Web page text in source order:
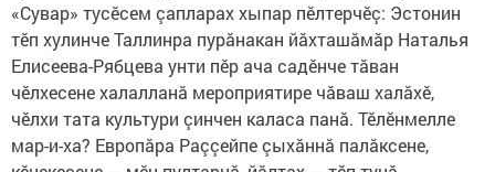
«Сувар» тусӗсем çапларах хыпар пӗлтерчӗç: Эстонин
тӗп хулинче Таллинра пурăнакан йăхташăмăр Наталья
Елисеева-Рябцева унти пӗр ача садӗнче тăван
чӗлхесене халалланă мероприятире чăваш халăхӗ,
чӗлхи тата культури çинчен каласа панă. Тӗлӗнмелле
мар-и-ха? Европăра Раççейпе çыхăннă палăксене,